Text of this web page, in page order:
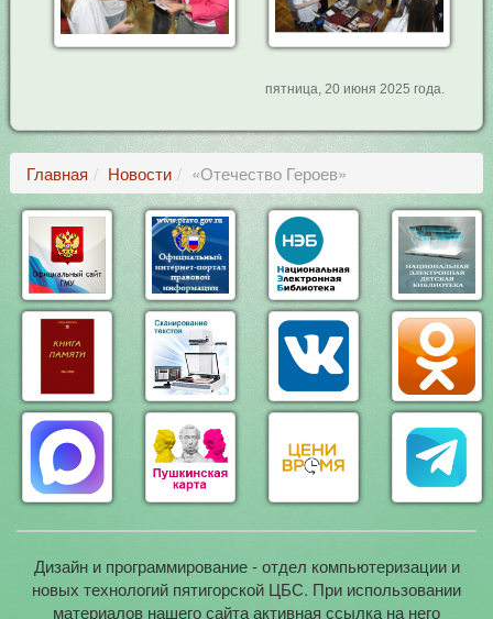
пятница, 20 июня 2025 года.
Главная Новости «Отечество Героев»
Дизайн и программирование - отдел компьютеризации и
новых технологий пятигорской ЦБС. При использовании
материалов нашего сайта активная ссылка на него